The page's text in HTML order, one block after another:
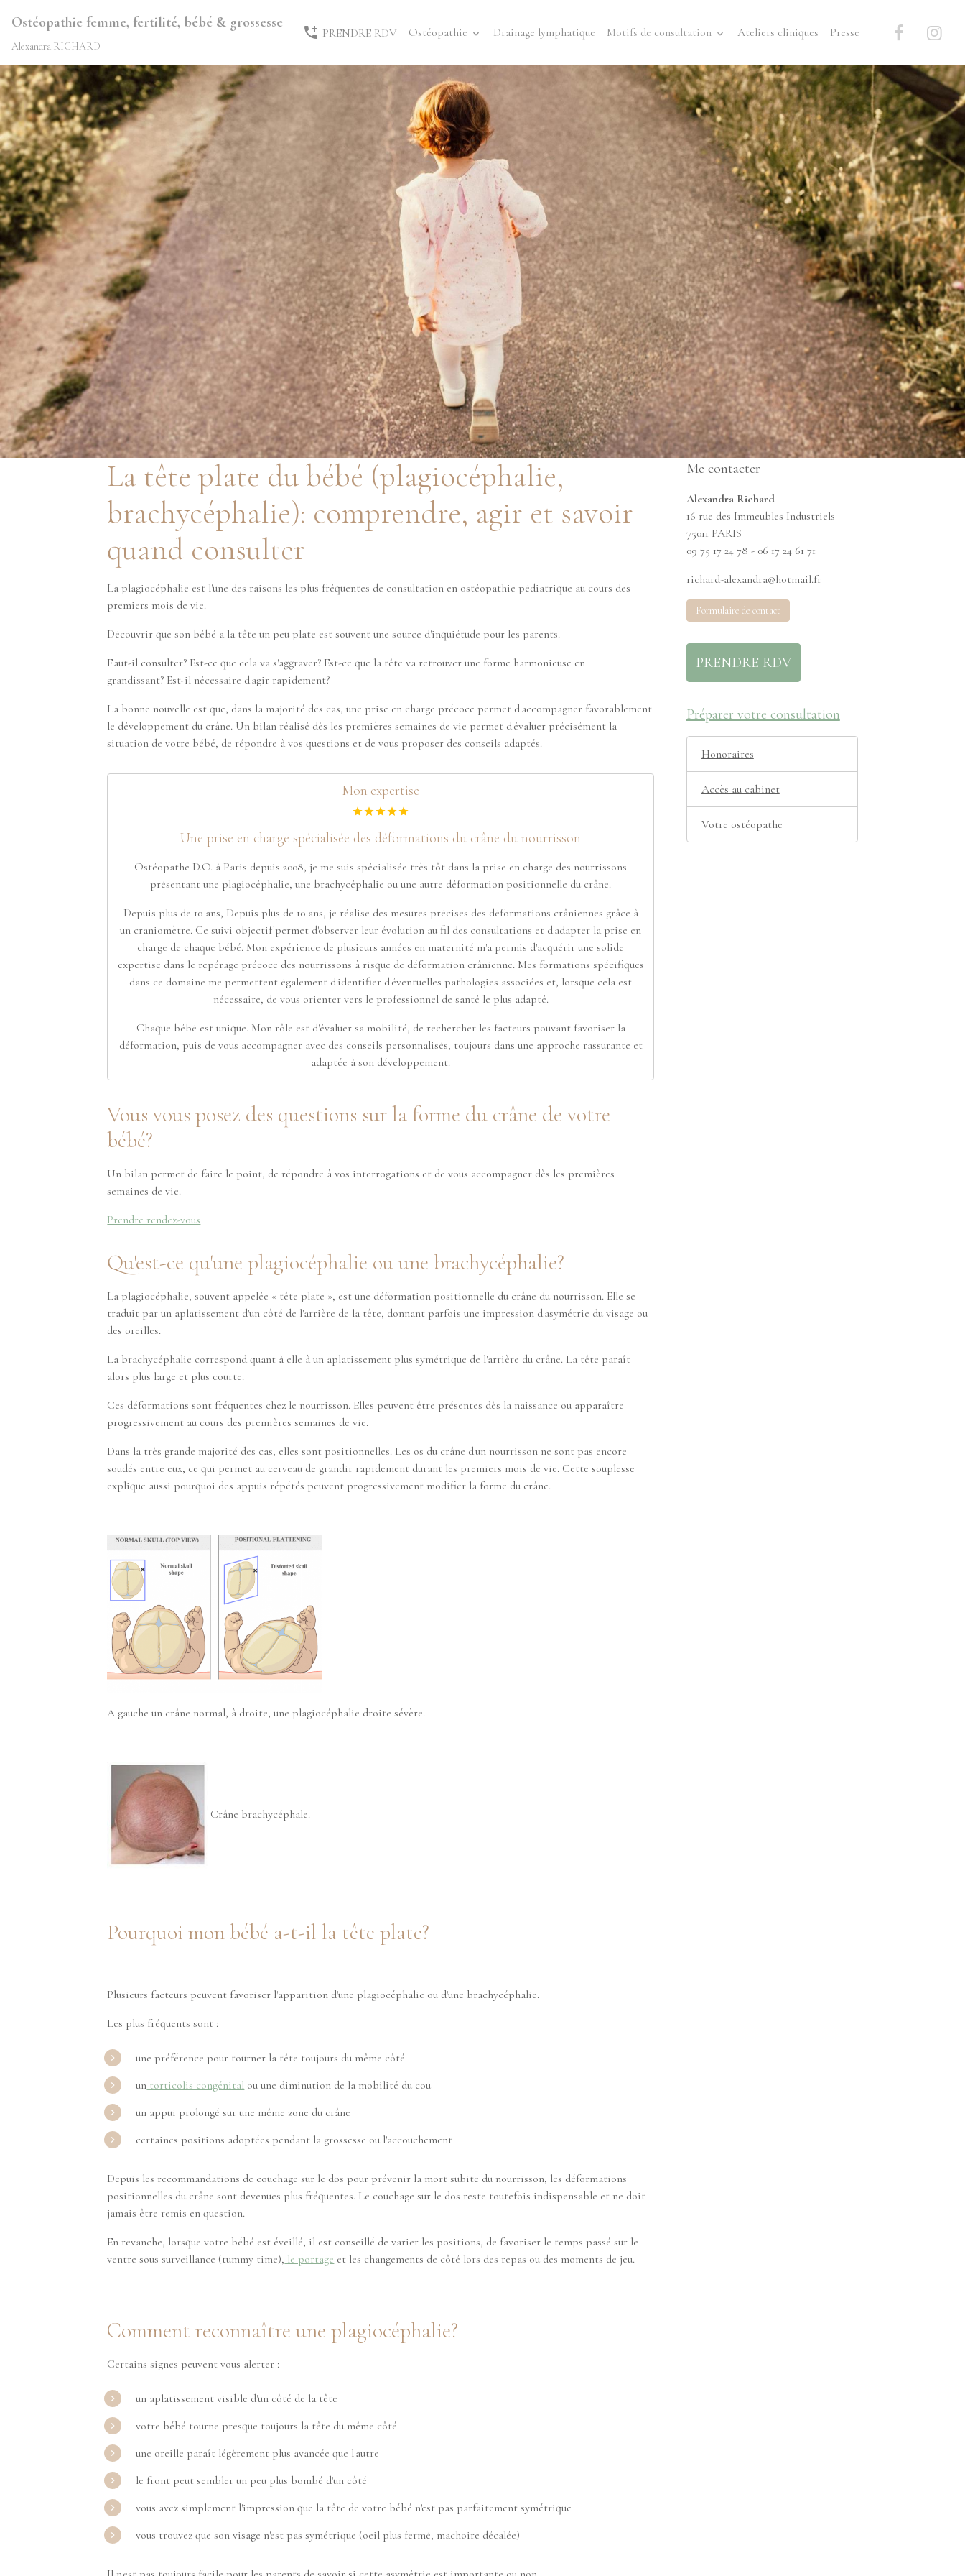
Ostéopathie femme, fertilité, bébé & grossesse
Alexandra RICHARD
PRENDRE RDV Ostéopathie Drainage lymphatique Motifs de consultation Ateliers cliniques Presse
La tête plate du bébé (plagiocéphalie,
brachycéphalie): comprendre, agir et savoir
quand consulter
La plagiocéphalie est l'une des raisons les plus fréquentes de consultation en ostéopathie pédiatrique au cours des
premiers mois de vie.
Découvrir que son bébé a la tête un peu plate est souvent une source d'inquiétude pour les parents.
Faut-il consulter? Est-ce que cela va s'aggraver? Est-ce que la tête va retrouver une forme harmonieuse en
grandissant? Est-il nécessaire d'agir rapidement?
La bonne nouvelle est que, dans la majorité des cas, une prise en charge précoce permet d'accompagner favorablement
le développement du crâne. Un bilan réalisé dès les premières semaines de vie permet d'évaluer précisément la
situation de votre bébé, de répondre à vos questions et de vous proposer des conseils adaptés.
Mon expertise
Une prise en charge spécialisée des déformations du crâne du nourrisson
Ostéopathe D.O. à Paris depuis 2008, je me suis spécialisée très tôt dans la prise en charge des nourrissons
présentant une plagiocéphalie, une brachycéphalie ou une autre déformation positionnelle du crâne.
Depuis plus de 10 ans, Depuis plus de 10 ans, je réalise des mesures précises des déformations crâniennes grâce à
un craniomètre. Ce suivi objectif permet d'observer leur évolution au fil des consultations et d'adapter la prise en
charge de chaque bébé. Mon expérience de plusieurs années en maternité m'a permis d'acquérir une solide
expertise dans le repérage précoce des nourrissons à risque de déformation crânienne. Mes formations spécifiques
dans ce domaine me permettent également d'identifier d'éventuelles pathologies associées et, lorsque cela est
nécessaire, de vous orienter vers le professionnel de santé le plus adapté.
Chaque bébé est unique. Mon rôle est d'évaluer sa mobilité, de rechercher les facteurs pouvant favoriser la
déformation, puis de vous accompagner avec des conseils personnalisés, toujours dans une approche rassurante et
adaptée à son développement.
Vous vous posez des questions sur la forme du crâne de votre
bébé?
Un bilan permet de faire le point, de répondre à vos interrogations et de vous accompagner dès les premières
semaines de vie.
Prendre rendez-vous
Qu'est-ce qu'une plagiocéphalie ou une brachycéphalie?
La plagiocéphalie, souvent appelée « tête plate », est une déformation positionnelle du crâne du nourrisson. Elle se
traduit par un aplatissement d'un côté de l'arrière de la tête, donnant parfois une impression d'asymétrie du visage ou
des oreilles.
La brachycéphalie correspond quant à elle à un aplatissement plus symétrique de l'arrière du crâne. La tête paraît
alors plus large et plus courte.
Ces déformations sont fréquentes chez le nourrisson. Elles peuvent être présentes dès la naissance ou apparaître
progressivement au cours des premières semaines de vie.
Dans la très grande majorité des cas, elles sont positionnelles. Les os du crâne d'un nourrisson ne sont pas encore
soudés entre eux, ce qui permet au cerveau de grandir rapidement durant les premiers mois de vie. Cette souplesse
explique aussi pourquoi des appuis répétés peuvent progressivement modifier la forme du crâne.
A gauche un crâne normal, à droite, une plagiocéphalie droite sévère.
Crâne brachycéphale.
Pourquoi mon bébé a-t-il la tête plate?
Plusieurs facteurs peuvent favoriser l'apparition d'une plagiocéphalie ou d'une brachycéphalie.
Les plus fréquents sont :
une préférence pour tourner la tête toujours du même côté
un torticolis congénital ou une diminution de la mobilité du cou
un appui prolongé sur une même zone du crâne
certaines positions adoptées pendant la grossesse ou l'accouchement
Depuis les recommandations de couchage sur le dos pour prévenir la mort subite du nourrisson, les déformations
positionnelles du crâne sont devenues plus fréquentes. Le couchage sur le dos reste toutefois indispensable et ne doit
jamais être remis en question.
En revanche, lorsque votre bébé est éveillé, il est conseillé de varier les positions, de favoriser le temps passé sur le
ventre sous surveillance (tummy time), le portage et les changements de côté lors des repas ou des moments de jeu.
Comment reconnaître une plagiocéphalie?
Certains signes peuvent vous alerter :
un aplatissement visible d'un côté de la tête
votre bébé tourne presque toujours la tête du même côté
une oreille paraît légèrement plus avancée que l'autre
le front peut sembler un peu plus bombé d'un côté
vous avez simplement l'impression que la tête de votre bébé n'est pas parfaitement symétrique
vous trouvez que son visage n'est pas symétrique (oeil plus fermé, machoire décalée)
Me contacter
Alexandra Richard
16 rue des Immeubles Industriels
75011 PARIS
09 75 17 24 78 - 06 17 24 61 71
richard-alexandra@hotmail.fr
Formulaire de contact
PRENDRE RDV
Préparer votre consultation
Honoraires
Accès au cabinet
Votre ostéopathe